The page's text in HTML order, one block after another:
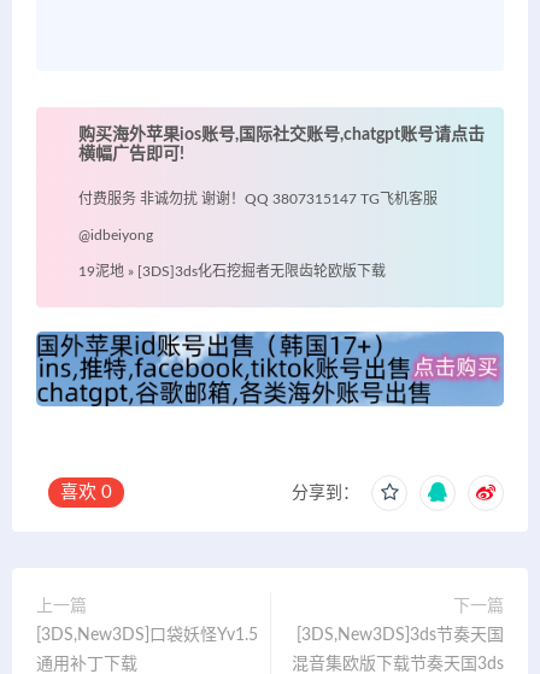
购买海外苹果ios账号,国际社交账号,chatgpt账号请点击
横幅广告即可!
付费服务 非诚勿扰 谢谢！QQ 3807315147 TG飞机客服
@idbeiyong
19泥地 » [3DS]3ds化石挖掘者无限齿轮欧版下载
喜欢 0 分享到：
上一篇
[3DS,New3DS]口袋妖怪Yv1.5
通用补丁下载
下一篇
[3DS,New3DS]3ds节奏天国
混音集欧版下载节奏天国3ds